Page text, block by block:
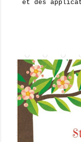
et des